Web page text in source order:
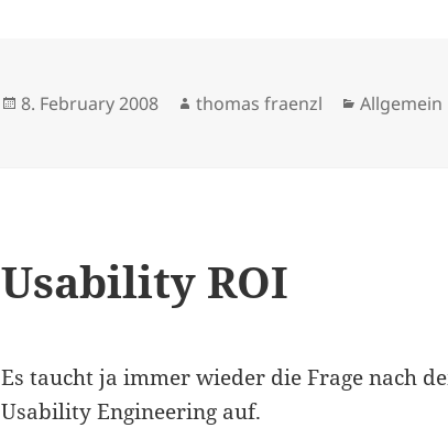
Posted
8. February 2008 Author
thomas fraenzl Allgemein
Usability ROI
Es taucht ja immer wieder die Frage nach
Usability Engineering auf.